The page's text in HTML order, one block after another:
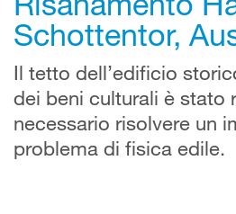
Schottentor,
Il tetto dell’edificio
dei beni culturali è stato
necessario risolvere un
problema di fisica edile.